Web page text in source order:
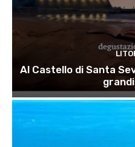
Al Castello di Santa